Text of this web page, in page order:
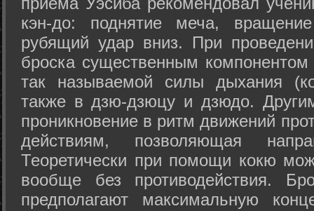
кэн-до: поднятие меча,
рубящий удар вниз. При
броска существенным компонентом
так называемой силы дыхания
также в дзю-дзюцу и дзюдо.
проникновение в ритм движений
действиям, позволяющая
Теоретически при помощи кокю
вообще без противодействия.
предполагают максимальную